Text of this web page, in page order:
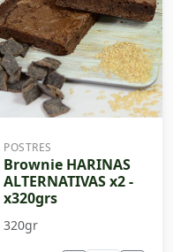
POSTRES
Brownie HARINAS
ALTERNATIVAS x2 -
x320grs
320gr